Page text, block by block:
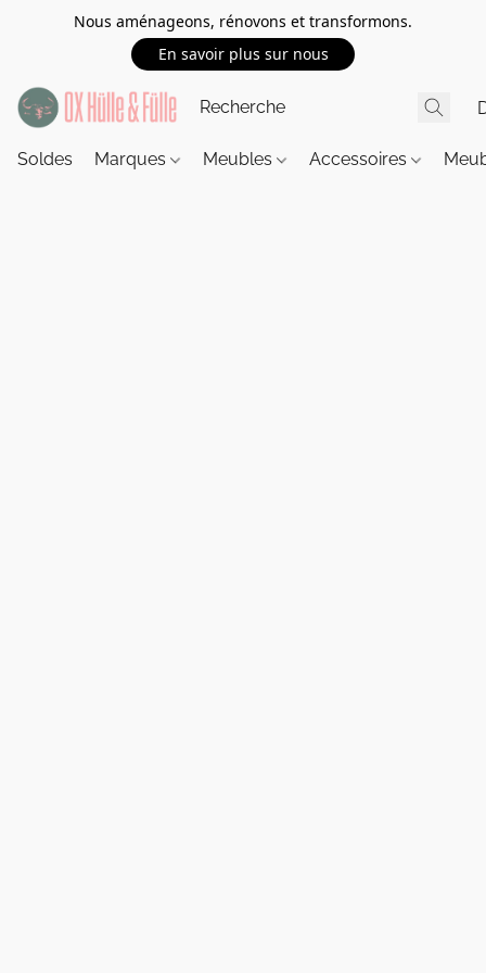
Nous aménageons, rénovons et transformons.
En savoir plus sur nous
Soldes Marques Meubles Accessoires